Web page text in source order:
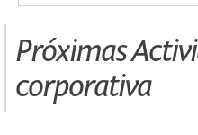
Próximas
corporativa